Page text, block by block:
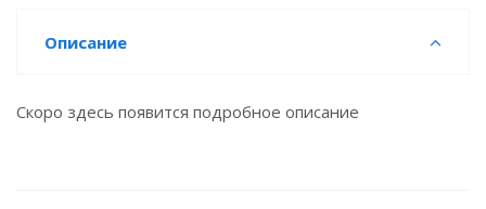
Описание
Скоро здесь появится подробное описание